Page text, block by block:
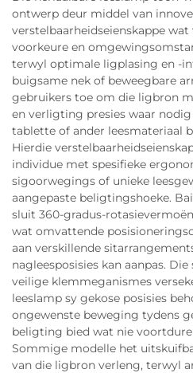
ontwerp deur middel van
verstelbaarheidseienskappe wat
voorkeure en
terwyl optimale ligplasing en -
buigsame nek of beweegbare
gebruikers toe om die ligbron
en verligting presies waar
tablette of ander leesmateriaal
Hierdie
individue met spesifieke
sigoorwegings of unieke
aangepaste beligtingshoeke.
sluit 360-gradus-
wat omvattende
aan verskillende
nagleesposisies kan aanpas.
veilige klemmeganismes
leeslamp sy gekose posisies
ongewenste beweging tydens
beligting bied wat nie
Sommige modelle het
van die ligbron verleng, terwyl